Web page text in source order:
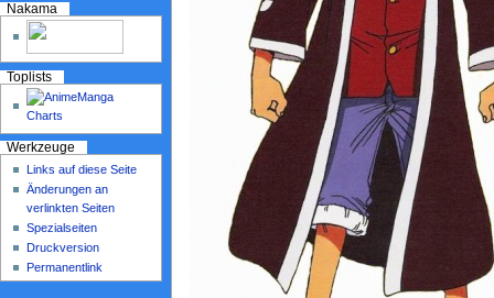
Nakama
Toplists
Werkzeuge
Links auf diese Seite
Änderungen an
verlinkten Seiten
Spezialseiten
Druckversion
Permanentlink